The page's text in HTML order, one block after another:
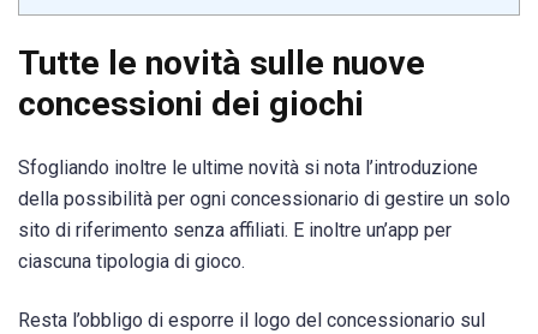
Tutte le novità sulle nuove
concessioni dei giochi
Sfogliando inoltre le ultime novità si nota l’introduzione
della possibilità per ogni concessionario di gestire un solo
sito di riferimento senza affiliati. E inoltre un’app per
ciascuna tipologia di gioco.
Resta l’obbligo di esporre il logo del concessionario sul